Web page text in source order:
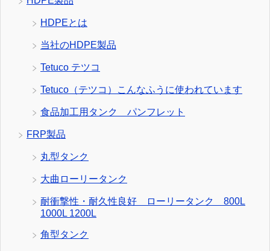
HDPEとは
当社のHDPE製品
Tetuco テツコ
Tetuco（テツコ）こんなふうに使われています
食品加工用タンク パンフレット
FRP製品
丸型タンク
大曲ローリータンク
耐衝撃性・耐久性良好 ローリータンク 800L
1000L 1200L
角型タンク